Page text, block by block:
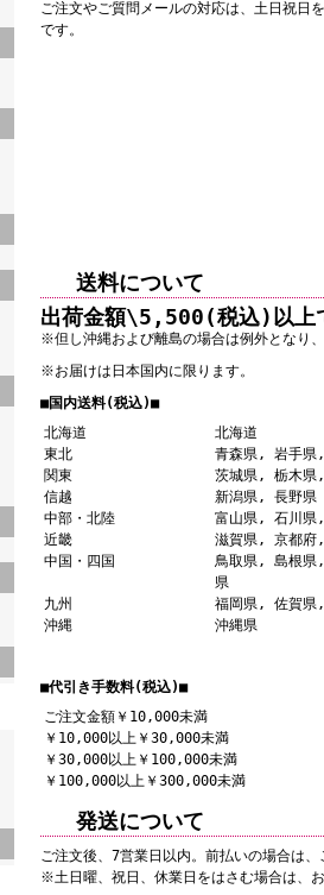
ご注文やご質問メールの対応は、土日祝日
です。
送料について
出荷金額\5,500(税込)以上
※但し沖縄および離島の場合は例外となり
※お届けは日本国内に限ります。
■国内送料(税込)■
北海道
北海道
東北
青森県, 岩手
関東
茨城県, 栃木
信越
新潟県, 長野県
中部・北陸
富山県, 石川
近畿
滋賀県, 京都
中国・四国
鳥取県, 島根
県
九州 福岡県, 佐賀
沖縄
沖縄県
■代引き手数料(税込)■
ご注文金額￥10,000未満
￥10,000以上￥30,000未満
￥30,000以上￥100,000未満
￥100,000以上￥300,000未満
発送について
ご注文後、7営業日以内。前払いの場合は、
※土日曜、祝日、休業日をはさむ場合は、